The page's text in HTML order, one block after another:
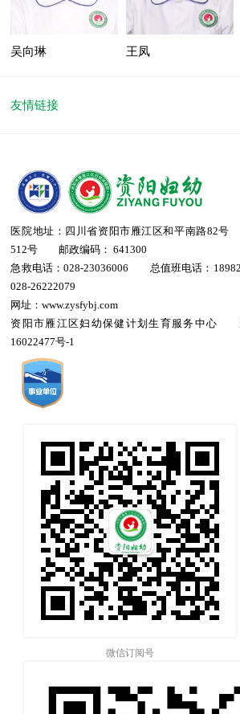
吴向琳
王凤
友情链接
医院地址：四川省资阳市雁江区和平南路82
512号 邮政编码： 641300
急救电话：028-23036006 总值班电话：
028-26222079
网址：www.zysfybj.com
资阳市雁江区妇幼保健计划生育服务中心
16022477号-1
微信订阅号